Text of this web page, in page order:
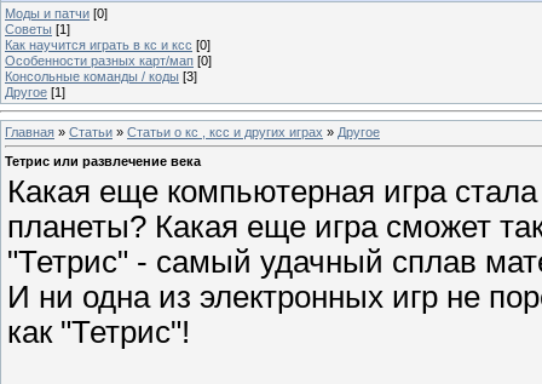
Моды и патчи [0]
Советы [1]
Как научится играть в кс и ксс [0]
Особенности разных карт/мап [0]
Консольные команды / коды [3]
Другое [1]
Главная » Статьи » Статьи о кс , ксс и других играх » Другое
Тетрис или развлечение века
Какая еще компьютерная игра
планеты? Какая еще игра сможет
"Тетрис" - самый удачный сплав
И ни одна из электронных игр не
как "Тетрис"!